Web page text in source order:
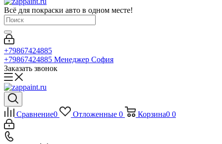
Всё для покраски авто в одном месте!
+79867424885
+79867424885 Менеджер София
Заказать звонок
Сравнение0 Отложенные 0 Корзина0 0